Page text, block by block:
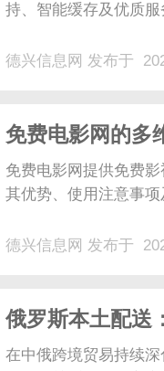
持、智能缓存及优质
德兴信息网 发布于
免费电影网的多
免费电影网提供免费
其优势、使用注意事
德兴信息网 发布于
俄罗斯本土配送
在中俄跨境贸易持续